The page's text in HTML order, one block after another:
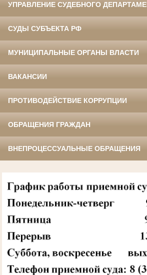
УПРАВЛЕНИЕ СУДЕБНОГО
СУДЫ СУБЪЕКТА РФ
МУНИЦИПАЛЬНЫЕ ОРГАНЫ ВЛАСТИ
ВАКАНСИИ
ПРОТИВОДЕЙСТВИЕ КОРРУПЦИИ
ОБРАЩЕНИЯ ГРАЖДАН
ВНЕПРОЦЕССУАЛЬНЫЕ ОБРАЩЕНИЯ